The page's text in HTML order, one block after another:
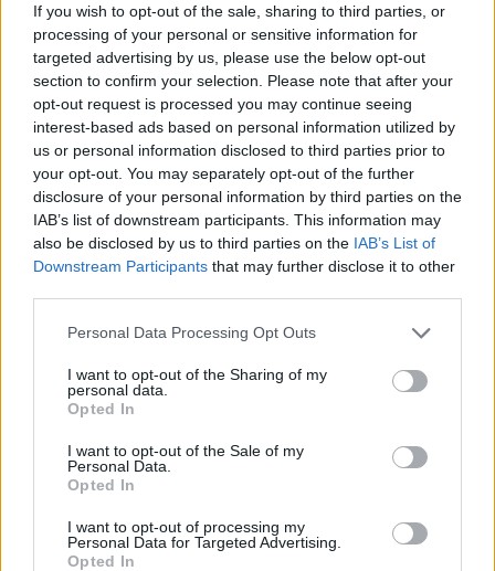
If you wish to opt-out of the sale, sharing to third parties, or
processing of your personal or sensitive information for
targeted advertising by us, please use the below opt-out
section to confirm your selection. Please note that after your
opt-out request is processed you may continue seeing
interest-based ads based on personal information utilized by
us or personal information disclosed to third parties prior to
your opt-out. You may separately opt-out of the further
disclosure of your personal information by third parties on the
IAB’s list of downstream participants. This information may
also be disclosed by us to third parties on the IAB’s List of
Downstream Participants that may further disclose it to other
Personal Data Processing Opt Outs
I want to opt-out of the Sharing of my
personal data.
Opted In
I want to opt-out of the Sale of my
Personal Data.
Opted In
I want to opt-out of processing my
Personal Data for Targeted Advertising.
Opted In
auszutauschen. Auf diese Weise geben die beschriebenen
Meinungen und Erfahrungen nur die Ansichten der jeweiligen
Autoren wieder und nicht jene des Eigentümers dieser Website.
Bitte beachten Sie, dass eine Erfahrung von Person zu Person
unterschiedlich sein kann und dass Sie sich immer an Ihren Arzt
oder Apotheker wenden sollten, um medizinischen Rat zu
Medikamenten zu erhalten.